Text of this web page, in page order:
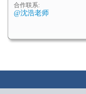
合作联系:
@沈浩老师